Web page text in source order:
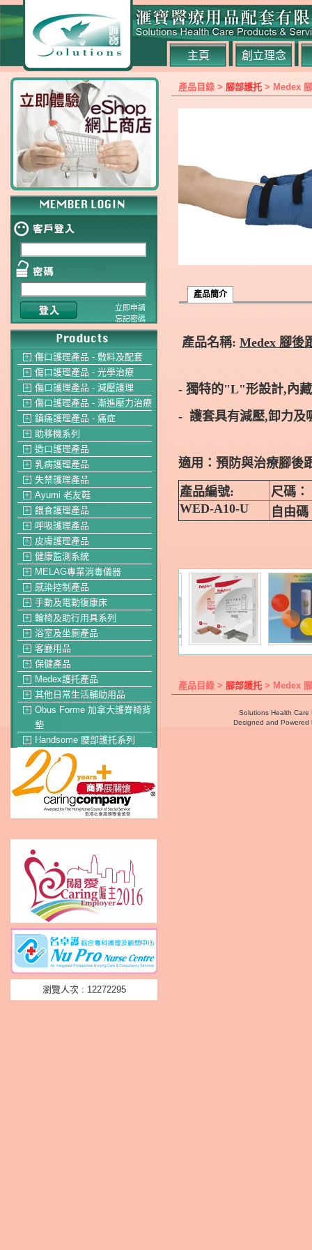
主頁 創立理念
立即申請
忘記密碼
＋ 傷口護理產品 - 敷料及配套
＋ 傷口護理產品 - 光學治療
＋ 傷口護理產品 - 減壓護理
＋ 傷口護理產品 - 漸進壓力治療
＋ 鎮痛護理產品 - 痛症
＋ 助移機系列
＋ 造口護理產品
＋ 乳病護理產品
＋ 失禁護理產品
＋ Ayumi 老友鞋
＋ 餵食護理產品
＋ 呼吸護理產品
＋ 皮膚護理產品
＋ 健康監測系統
＋ MELAG專業消毒儀器
＋ 感染控制產品
＋ 手動及電動復康床
＋ 輪椅及助行用具系列
＋ 浴室及坐廁產品
＋ 客廳用品
＋ 保健產品
＋ Medex護托產品
＋ 其他日常生活輔助用品
＋
Obus Forme 加拿大護脊椅背
墊
＋ Handsome 腰部護托系列
瀏覽人次 : 12272295
產品目錄 > 腳部護托 > Medex
產品簡介
產品名稱: Medex 腳後
- 獨特的"L"形設計,內
- 護套具有減壓,卸力及
適用：預防與治療腳後
產品編號:
尺碼：
WED-A10-U
自由碼
產品目錄 > 腳部護托 > Medex
Solutions Health Care
Designed and